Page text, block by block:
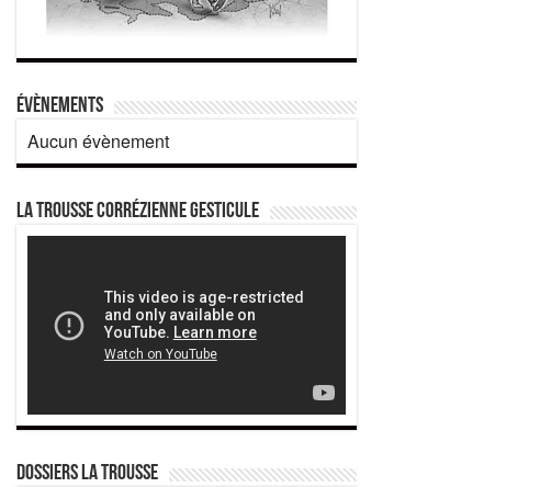
Évènements
Aucun évènement
La Trousse corrézienne gesticule
Dossiers La Trousse